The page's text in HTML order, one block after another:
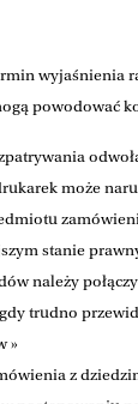
wyjaśnienia
powodować
może
stanie
należy
trudno
»
z